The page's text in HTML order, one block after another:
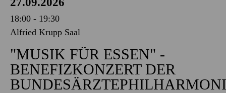
18:00 - 19:30
Alfried Krupp Saal
"MUSIK FÜR ESSEN" -
BENEFIZKONZERT DER